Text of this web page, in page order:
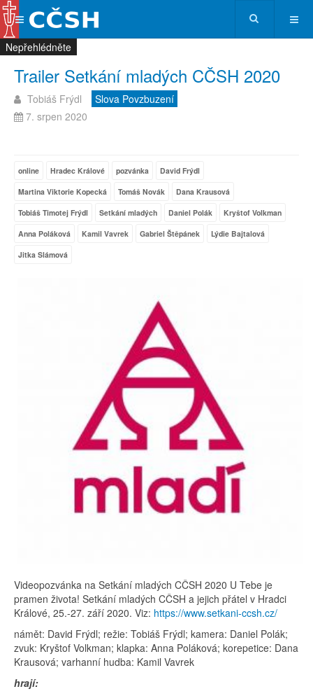
Trailer Setkání mladých CČSH 2020
Tobiáš Frýdl
Slova Povzbuzení
7. srpen 2020
online Hradec Králové pozvánka
David Frýdl
Martina Viktorie Kopecká
Tomáš Novák
Dana Krausová
Tobiáš Timotej Frýdl
Setkání mladých Daniel Polák
Kryštof Volkman
Anna Poláková
Kamil Vavrek Gabriel Štěpánek
Lýdie Bajtalová
Jitka Slámová
Videopozvánka na Setkání mladých CČSH 2020 U Tebe je
pramen života! Setkání mladých CČSH a jejich přátel v Hradci
Králové, 25.-27. září 2020. Viz: https://www.setkani-ccsh.cz/
námět: David Frýdl; režie: Tobiáš Frýdl; kamera: Daniel Polák;
zvuk: Kryštof Volkman; klapka: Anna Poláková; korepetice: Dana
Krausová; varhanní hudba: Kamil Vavrek
hrají:
Nepřehlédněte
Nepřehlédněte
Nepřehlédněte
Nepřehlédněte